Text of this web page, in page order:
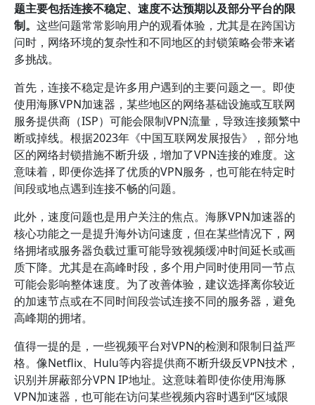
题主要包括连接不稳定、速度不达预期以及部分平台的限
制。 这些问题常常影响用户的观看体验，尤其是在跨国访
问时，网络环境的复杂性和不同地区的封锁策略会带来诸
多挑战。
首先，连接不稳定是许多用户遇到的主要问题之一。即使
使用海豚VPN加速器，某些地区的网络基础设施或互联网
服务提供商（ISP）可能会限制VPN流量，导致连接频繁中
断或掉线。根据2023年《中国互联网发展报告》，部分地
区的网络封锁措施不断升级，增加了VPN连接的难度。这
意味着，即便你选择了优质的VPN服务，也可能在特定时
间段或地点遇到连接不畅的问题。
此外，速度问题也是用户关注的焦点。海豚VPN加速器的
核心功能之一是提升海外访问速度，但在某些情况下，网
络拥堵或服务器负载过重可能导致视频缓冲时间延长或画
质下降。尤其是在高峰时段，多个用户同时使用同一节点
可能会影响整体速度。为了改善体验，建议选择离你较近
的加速节点或在不同时间段尝试连接不同的服务器，避免
高峰期的拥堵。
值得一提的是，一些视频平台对VPN的检测和限制日益严
格。像Netflix、Hulu等内容提供商不断升级反VPN技术，
识别并屏蔽部分VPN IP地址。这意味着即使你使用海豚
VPN加速器，也可能在访问某些视频内容时遇到“区域限